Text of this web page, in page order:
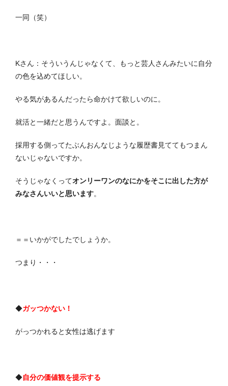
一同（笑）
Kさん：そういうんじゃなくて、もっと芸人さんみたいに自分
の色を込めてほしい。
やる気があるんだったら命かけて欲しいのに。
就活と一緒だと思うんですよ。面談と。
採用する側ってたぶんおんなじような履歴書見ててもつまん
ないじゃないですか。
そうじゃなくってオンリーワンのなにかをそこに出した方が
みなさんいいと思います。
＝＝いかがでしたでしょうか。
つまり・・・
◆ガッつかない！
がっつかれると女性は逃げます
◆自分の価値観を提示する